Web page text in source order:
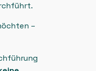
–